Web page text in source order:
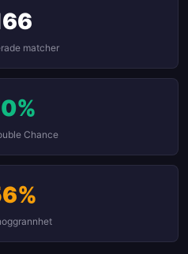
matcher
Chance